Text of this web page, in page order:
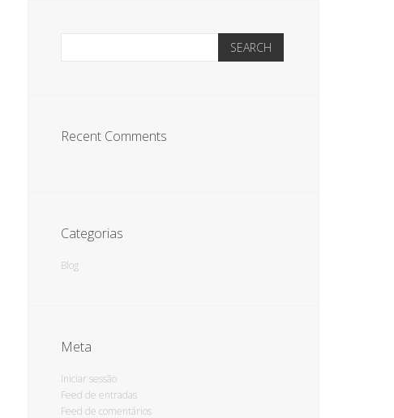
Recent Comments
Categorias
Blog
Meta
Iniciar sessão
Feed de entradas
Feed de comentários